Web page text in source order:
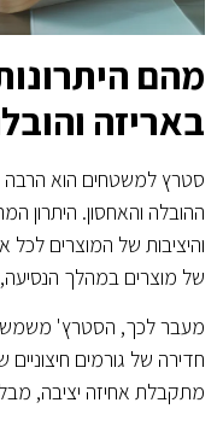
מהם
באריזה
סטרץ למשטחים הוא הרבה
ההובלה והאחסון. היתרון
והיציבות של המוצרים
של מוצרים במהלך
מעבר לכך, הסטרץ' משמש
חדירה של גורמים
מתקבלת אחיזה יציבה,